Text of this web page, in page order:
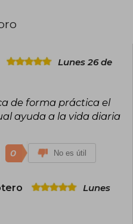
en todo el mundo.
Saint Leo de Florida, un
y un prolífico escritor
importantes medios de
publicado varios libros de
Lunes 26 de
de forma práctica el
ayuda a la vida diaria
0 No es útil
Lunes